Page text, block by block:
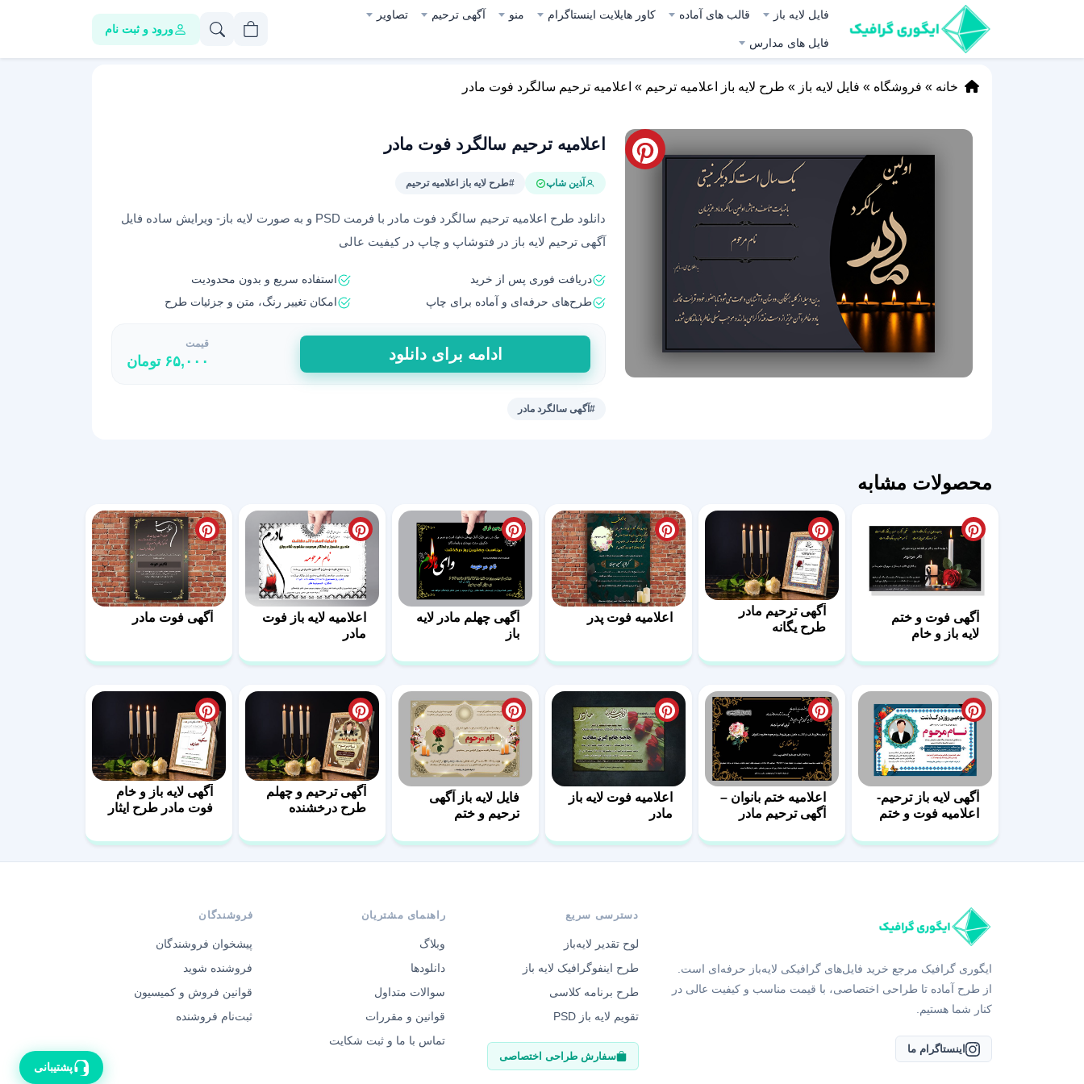
فایل لایه باز قالب های آماده کاور هایلایت اینستاگرام منو آگهی ترحیم تصاویر
فایل های مدارس
ورود و ثبت نام
خانه » فروشگاه » فایل لایه باز » طرح لایه باز اعلامیه ترحیم » اعلامیه ترحیم سالگرد فوت مادر
اعلامیه ترحیم سالگرد فوت مادر
آذین شاپ #طرح لایه باز اعلامیه ترحیم
دانلود طرح اعلامیه ترحیم سالگرد فوت مادر با فرمت PSD و به صورت لایه باز- ویرایش ساده فایل
آگهی ترحیم لایه باز در فتوشاپ و چاپ در کیفیت عالی
دریافت فوری پس از خرید
استفاده سریع و بدون محدودیت
طرح‌های حرفه‌ای و آماده برای چاپ
امکان تغییر رنگ، متن و جزئیات طرح
اعلامیه
ترحیم
سالگرد
فوت
ادامه برای دانلود
قیمت
۶۵,۰۰۰ تومان
#آگهی سالگرد مادر
محصولات مشابه
آگهی فوت و ختم
لایه باز و خام
آگهی ترحیم مادر
طرح یگانه
اعلامیه فوت پدر
آگهی چهلم مادر لایه
باز
اعلامیه لایه باز فوت
مادر
آگهی فوت مادر
آگهی لایه باز ترحیم-
اعلامیه فوت و ختم
اعلامیه ختم بانوان –
آگهی ترحیم مادر
اعلامیه فوت لایه باز
مادر
فایل لایه باز آگهی
ترحیم و ختم
آگهی ترحیم و چهلم
طرح درخشنده
آگهی لایه باز و خام
فوت مادر طرح ایثار
ایگوری گرافیک مرجع خرید فایل‌های گرافیکی لایه‌باز حرفه‌ای است.
از طرح آماده تا طراحی اختصاصی، با قیمت مناسب و کیفیت عالی در
کنار شما هستیم.
اینستاگرام ما
دسترسی سریع
لوح تقدیر لایه‌باز
طرح اینفوگرافیک لایه باز
طرح برنامه کلاسی
تقویم لایه باز PSD
سفارش طراحی اختصاصی
راهنمای مشتریان
وبلاگ
دانلودها
سوالات متداول
قوانین و مقررات
تماس با ما و ثبت شکایت
فروشندگان
پیشخوان فروشندگان
فروشنده شوید
قوانین فروش و کمیسیون
ثبت‌نام فروشنده
پشتیبانی